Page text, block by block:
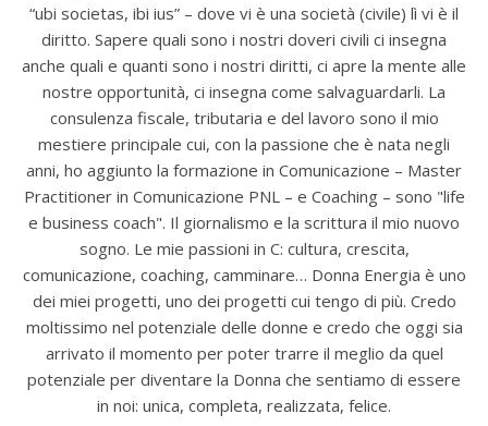
“ubi societas, ibi ius” – dove vi è una società (civile) lì vi è il
diritto. Sapere quali sono i nostri doveri civili ci insegna
anche quali e quanti sono i nostri diritti, ci apre la mente alle
nostre opportunità, ci insegna come salvaguardarli. La
consulenza fiscale, tributaria e del lavoro sono il mio
mestiere principale cui, con la passione che è nata negli
anni, ho aggiunto la formazione in Comunicazione – Master
Practitioner in Comunicazione PNL – e Coaching – sono "life
e business coach". Il giornalismo e la scrittura il mio nuovo
sogno. Le mie passioni in C: cultura, crescita,
comunicazione, coaching, camminare… Donna Energia è uno
dei miei progetti, uno dei progetti cui tengo di più. Credo
moltissimo nel potenziale delle donne e credo che oggi sia
arrivato il momento per poter trarre il meglio da quel
potenziale per diventare la Donna che sentiamo di essere
in noi: unica, completa, realizzata, felice.